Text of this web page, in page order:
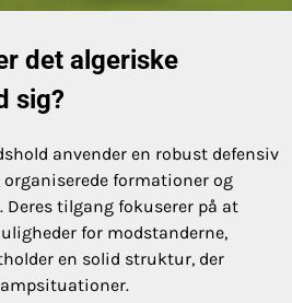
det algeriske
sig?
anvender en robust defensiv
formationer og
Deres tilgang fokuserer på at
for modstanderne,
en solid struktur, der